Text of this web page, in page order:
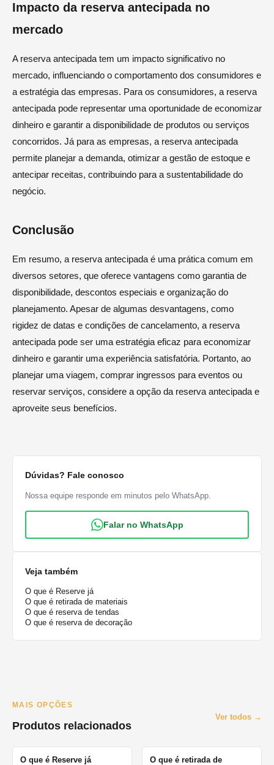
Impacto da reserva antecipada no
mercado
A reserva antecipada tem um impacto significativo no
mercado, influenciando o comportamento dos consumidores e
a estratégia das empresas. Para os consumidores, a reserva
antecipada pode representar uma oportunidade de economizar
dinheiro e garantir a disponibilidade de produtos ou serviços
concorridos. Já para as empresas, a reserva antecipada
permite planejar a demanda, otimizar a gestão de estoque e
antecipar receitas, contribuindo para a sustentabilidade do
negócio.
Conclusão
Em resumo, a reserva antecipada é uma prática comum em
diversos setores, que oferece vantagens como garantia de
disponibilidade, descontos especiais e organização do
planejamento. Apesar de algumas desvantagens, como
rigidez de datas e condições de cancelamento, a reserva
antecipada pode ser uma estratégia eficaz para economizar
dinheiro e garantir uma experiência satisfatória. Portanto, ao
planejar uma viagem, comprar ingressos para eventos ou
reservar serviços, considere a opção da reserva antecipada e
aproveite seus benefícios.
Dúvidas? Fale conosco
Nossa equipe responde em minutos pelo WhatsApp.
Falar no WhatsApp
Veja também
O que é Reserve já
O que é retirada de materiais
O que é reserva de tendas
O que é reserva de decoração
MAIS OPÇÕES
Produtos relacionados
Ver todos →
O que é Reserve já
O que é retirada de